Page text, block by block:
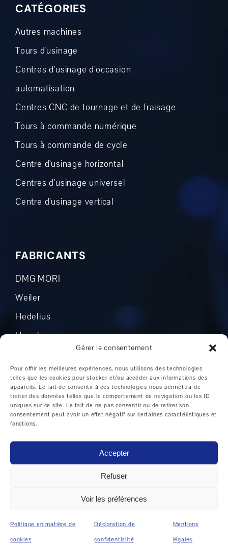
Gérer le consentement
Pour offrir les meilleures expériences, nous utilisons des technologies
telles que les cookies pour stocker et/ou accéder aux informations des
appareils. Le fait de consentir à ces technologies nous permettra de
traiter des données telles que le comportement de navigation ou les ID
uniques sur ce site. Le fait de ne pas consentir ou de retirer son
consentement peut avoir un effet négatif sur certaines caractéristiques et
fonctions.
Accepter
Refuser
Voir les préférences
Politique en matière de
cookies
Déclaration de
confidentialité
Mentions
légales
CATÉGORIES
Autres machines
Tours d'usinage
Centres d'usinage d'occasion
automatisation
Centres CNC de tournage et de fraisage
Tours à commande numérique
Tours à commande de cycle
Centre d'usinage horizontal
Centres d'usinage universel
Centre d'usinage vertical
FABRICANTS
DMG MORI
Weiler
Hedelius
Hermle
Okuma
Boehringer
Grob
Machines CNC dans l'industrie automobile
CNC dans la technique médicale|
CNC dans le secteur